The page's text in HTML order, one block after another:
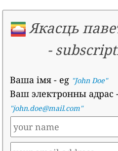
Якасць
-
Ваша імя - eg "John Doe"
Ваш электронны адрас
"john.doe@mail.com"